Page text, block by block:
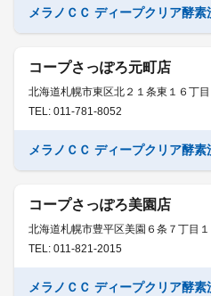
メラノＣＣ ディープクリア酵素
コープさっぽろ元町店
北海道札幌市東区北２１条東１６丁目
TEL: 011-781-8052
メラノＣＣ ディープクリア酵素
コープさっぽろ美園店
北海道札幌市豊平区美園６条７丁目１
TEL: 011-821-2015
メラノＣＣ ディープクリア酵素